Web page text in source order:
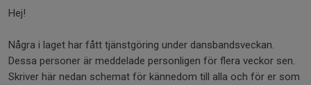
Hej!
Några i laget har fått tjänstgöring under dansbandsveckan.
Dessa personer är meddelade personligen för flera veckor sen.
Skriver här nedan schemat för kännedom till alla och för er som